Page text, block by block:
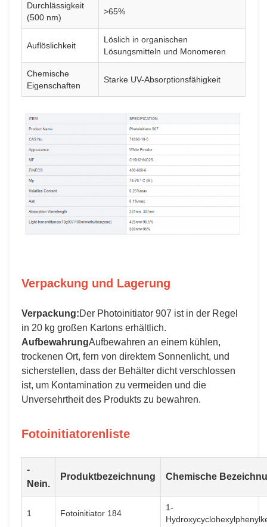
Durchlässigkeit
(500 nm)
>65%
Auflöslichkeit
Löslich in organischen
Lösungsmitteln und Monomeren
Chemische
Eigenschaften
Starke UV-Absorptionsfähigkeit
Verpackung und Lagerung
Verpackung:Der Photoinitiator 907 ist in der Regel
in 20 kg großen Kartons erhältlich.
AufbewahrungAufbewahren an einem kühlen,
trockenen Ort, fern von direktem Sonnenlicht, und
sicherstellen, dass der Behälter dicht verschlossen
ist, um Kontamination zu vermeiden und die
Unversehrtheit des Produkts zu bewahren.
Fotoinitiatorenliste
-
Nein.
Produktbezeichnung Chemische
1 Fotoinitiator 184
1-